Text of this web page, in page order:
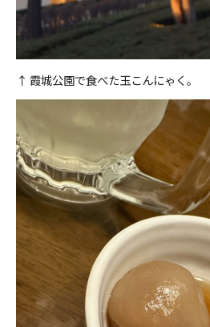
↑ 霞城公園で食べた玉こんにゃく。